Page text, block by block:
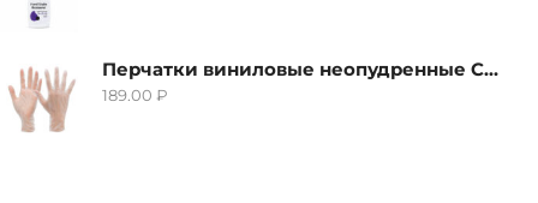
Перчатки виниловые неопудренные CTP-BS, размер S
189.00 ₽